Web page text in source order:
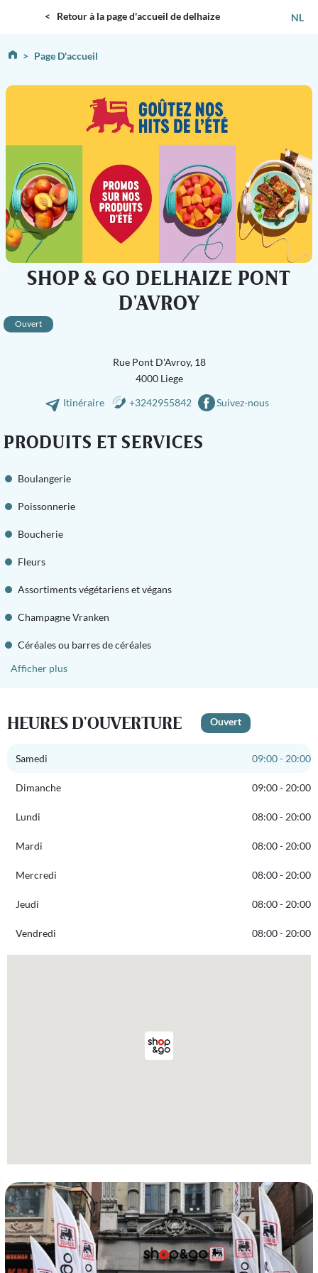
< Retour à la page d'accueil de delhaize NL
Page D'accueil
SHOP & GO DELHAIZE PONT
D'AVROY
Ouvert
Rue Pont D'Avroy, 18
4000 Liege
Itinéraire
+3242955842 Suivez-nous
PRODUITS ET SERVICES
Boulangerie
Poissonnerie
Boucherie
Fleurs
Assortiments végétariens et végans
Champagne Vranken
Céréales ou barres de céréales
Afficher plus
HEURES D'OUVERTURE Ouvert
Samedi 09:00 - 20:00
Dimanche 09:00 - 20:00
Lundi 08:00 - 20:00
Mardi 08:00 - 20:00
Mercredi 08:00 - 20:00
Jeudi 08:00 - 20:00
Vendredi 08:00 - 20:00